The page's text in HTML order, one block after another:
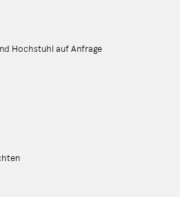
Hochstuhl auf Anfrage